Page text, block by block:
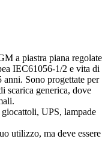
a piastra piana regolate
IEC61056-1/2 e vita di
Sono progettate per
scarica generica, dove
UPS, lampade
utilizzo, ma deve essere